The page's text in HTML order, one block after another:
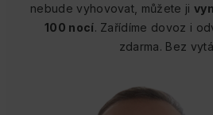
nebude vyhovovat, můžete ji
100 nocí. Zařídíme dovoz i
zdarma. Bez